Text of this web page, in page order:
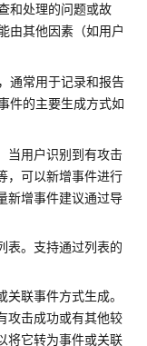
和处理的问题或故
由其他因素（如用户
通常用于记录和报告
件的主要生成方式如
当用户识别到有攻击
，可以新增事件进行
新增事件建议通过导
表。支持通过列表的
关联事件方式生成。
攻击成功或有其他较
将它转为事件或关联